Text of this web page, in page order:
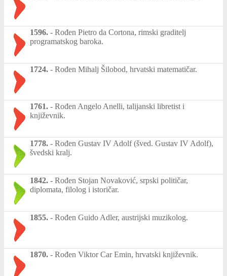
1596. - Rođen Pietro da Cortona, rimski graditelj
programatskog baroka.
1724. - Rođen Mihalj Šilobod, hrvatski matematičar.
1761. - Rođen Angelo Anelli, talijanski libretist i
književnik.
1778. - Rođen Gustav IV Adolf (šved. Gustav IV Adolf),
švedski kralj.
1842. - Rođen Stojan Novaković, srpski političar,
diplomata, filolog i istoričar.
1855. - Rođen Guido Adler, austrijski muzikolog.
1870. - Rođen Viktor Car Emin, hrvatski književnik.